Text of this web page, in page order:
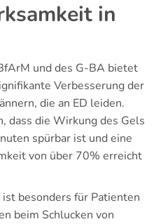
in
und des G-BA bietet
Verbesserung der
die an ED leiden.
dass die Wirkung des Gels
spürbar ist und eine
von über 70% erreicht
besonders für Patienten
beim Schlucken von